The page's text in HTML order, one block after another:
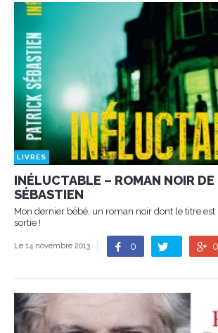
LIVRES
INÉLUCTABLE – ROMAN NOIR DE
SÉBASTIEN
Mon dernier bébé, un roman noir dont le titre est
sortie !
Le 14 novembre 2013 0 0